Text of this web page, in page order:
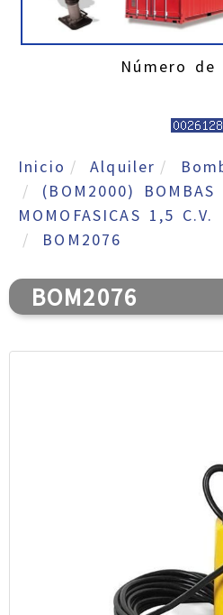
Número de
Inicio Alquiler
(BOM2000) BOMBAS
MOMOFASICAS 1,5 C.V.
BOM2076
BOM2076